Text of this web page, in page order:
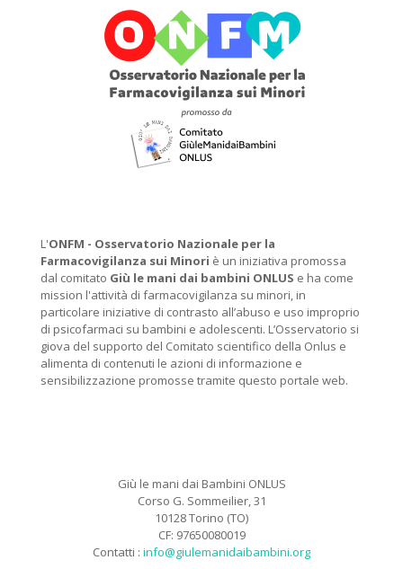
L'ONFM - Osservatorio Nazionale per la
Farmacovigilanza sui Minori è un iniziativa promossa
dal comitato Giù le mani dai bambini ONLUS e ha come
mission l'attività di farmacovigilanza su minori, in
particolare iniziative di contrasto all’abuso e uso improprio
di psicofarmaci su bambini e adolescenti. L’Osservatorio si
giova del supporto del Comitato scientifico della Onlus e
alimenta di contenuti le azioni di informazione e
sensibilizzazione promosse tramite questo portale web.
Giù le mani dai Bambini ONLUS
Corso G. Sommeilier, 31
10128 Torino (TO)
CF: 97650080019
Contatti : info@giulemanidaibambini.org